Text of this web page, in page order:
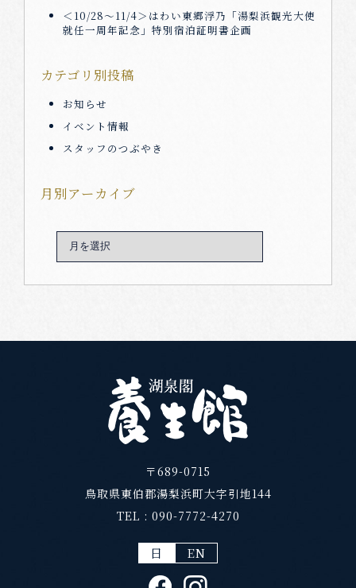
2023年6月24日
＜7/23＞湯梨浜 夏まつり「水郷祭」
ＴＶ放映情報
＜10/28～11/4＞はわい東郷浮乃「湯梨浜観光大使
就任一周年記念」特別宿泊証明書企画
カテゴリ別投稿
お知らせ
イベント情報
スタッフのつぶやき
月別アーカイブ
〒689-0715
鳥取県東伯郡湯梨浜町大字引地144
TEL : 090-7772-4270
日 EN